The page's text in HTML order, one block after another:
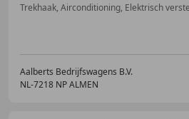
Trekhaak, Airconditioning, Elektrisch
Aalberts Bedrijfswagens B.V.
NL-7218 NP ALMEN